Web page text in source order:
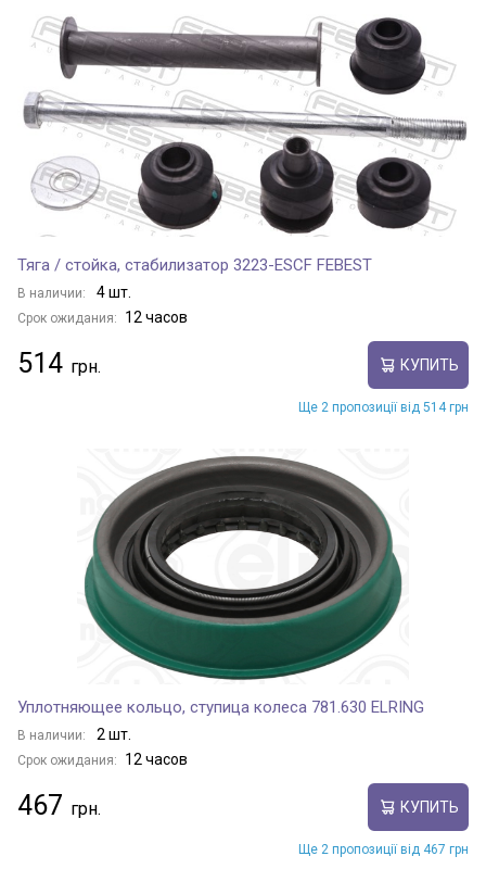
Тяга / стойка, стабилизатор 3223-ESCF FEBEST
В наличии: 4 шт.
Срок ожидания: 12 часов
514 КУПИТЬ
Ще 2 пропозиції від 514 грн
Уплотняющее кольцо, ступица колеса 781.630 ELRING
В наличии: 2 шт.
Срок ожидания: 12 часов
467 КУПИТЬ
Ще 2 пропозиції від 467 грн